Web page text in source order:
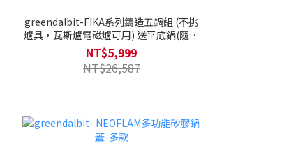
greendalbit-FIKA系列鑄造五鍋組 (不挑
爐具，瓦斯爐電磁爐可用) 送平底鍋(隨機
出貨)+矽銀配件+烘焙三件組+多用鍋蓋
NT$5,999
NT$26,587